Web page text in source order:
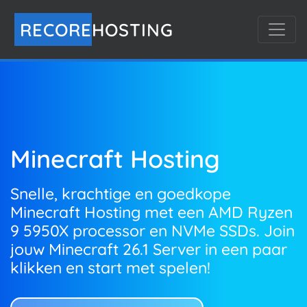
RECOREHOSTING
Minecraft Hosting
Snelle, krachtige en goedkope
Minecraft Hosting met een AMD Ryzen
9 5950X processor en NVMe SSDs. Join
jouw Minecraft 26.1 Server in een paar
klikken en start met spelen!
WebHosting
Snelle en stabiele WebHosting
Pakketten. Makkelijk te upgraden of uit
te breiden zodat jij door kan blijven
groeien. Start jouw website in een paar
klikken.